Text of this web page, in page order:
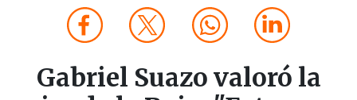
Gabriel Suazo valoró la